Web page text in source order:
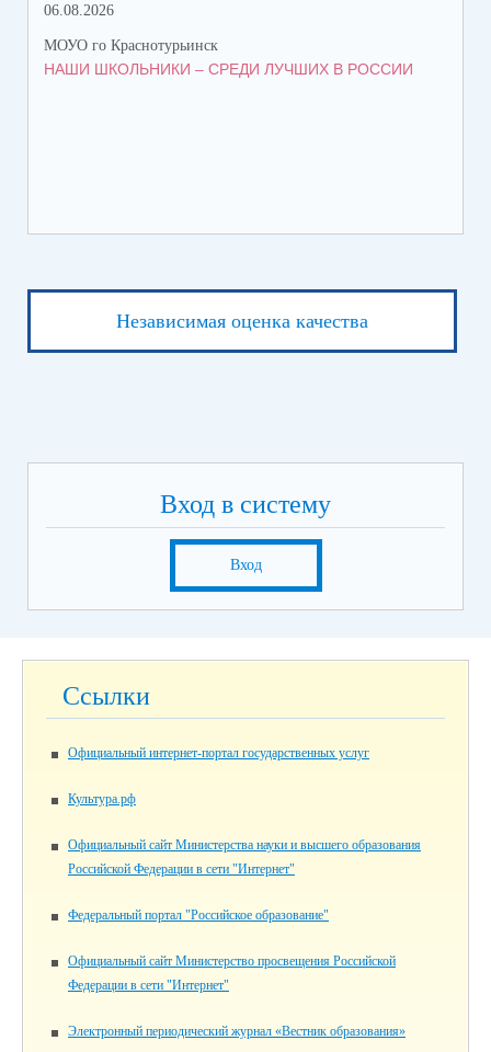
06.08.2026
МОУО го Краснотурьинск
НАШИ ШКОЛЬНИКИ – СРЕДИ ЛУЧШИХ В РОССИИ
Независимая оценка качества
Вход в систему
Вход
Ссылки
Официальный интернет-портал государственных услуг
Культура.рф
Официальный сайт Министерства науки и высшего образования
Российской Федерации в сети "Интернет"
Федеральный портал "Российское образование"
Официальный сайт Министерство просвещения Российской
Федерации в сети "Интернет"
Электронный периодический журнал «Вестник образования»